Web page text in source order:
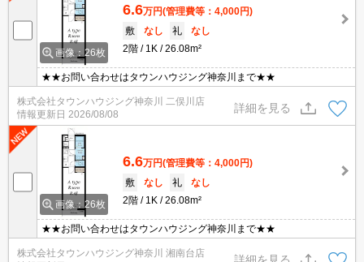
画像：26枚
6.6万円(管理費等：4,000円)
敷
なし 礼
なし
2階
1K 26.08m²
★★お問い合わせはタウンハウジング神奈川まで★★
株式会社タウンハウジング神奈川 二俣川店
情報更新日 2026/08/08
詳細を見る
画像：26枚
6.6万円(管理費等：4,000円)
敷
なし 礼
なし
2階
1K 26.08m²
★★お問い合わせはタウンハウジング神奈川まで★★
株式会社タウンハウジング神奈川 湘南台店
詳細を見る